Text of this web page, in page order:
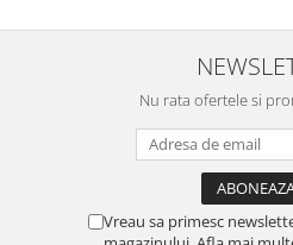
Nu rata ofertele si
Vreau sa primesc